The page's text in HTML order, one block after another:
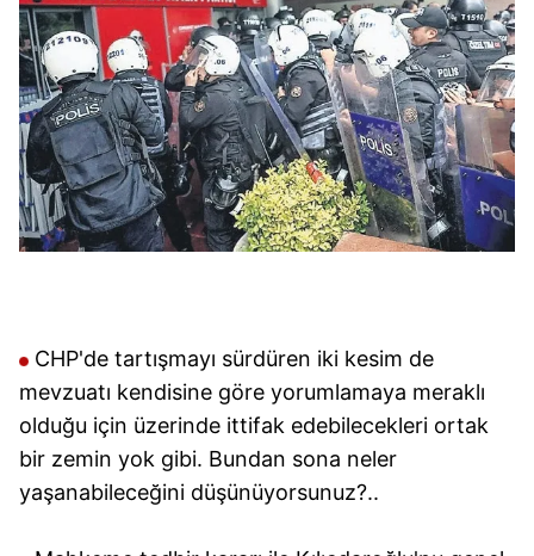
için Ayarlar butonuna tıklayabilir, Çerez Bilgilendirme
Metnimiziziyaret edebilirsiniz.
6698 sayılı Kişisel Verilerin Korunması Kanunu uyarınca
hazırlanmış Aydınlatma Metnimizi okumak ve sitemizde
ilgili mevzuata uygun olarak kullanılan çerezlerle ilgili bilgi
almak için lütfentıklayınız.
CHP'de tartışmayı sürdüren iki kesim de
mevzuatı kendisine göre yorumlamaya meraklı
olduğu için üzerinde ittifak edebilecekleri ortak
bir zemin yok gibi. Bundan sona neler
yaşanabileceğini düşünüyorsunuz?..